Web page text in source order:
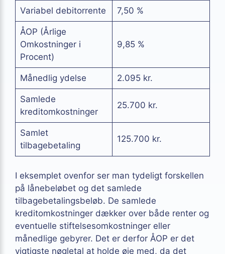
Variabel debitorrente 7,50 %
ÅOP (Årlige
Omkostninger i
Procent)
9,85 %
Månedlig ydelse 2.095 kr.
Samlede
kreditomkostninger
25.700 kr.
Samlet
tilbagebetaling
125.700 kr.
I eksemplet ovenfor ser man tydeligt forskellen
på lånebeløbet og det samlede
tilbagebetalingsbeløb. De samlede
kreditomkostninger dækker over både renter og
eventuelle stiftelsesomkostninger eller
månedlige gebyrer. Det er derfor ÅOP er det
vigtigste nøgletal at holde øje med, da det